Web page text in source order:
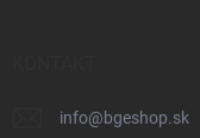
info@bgeshop.sk